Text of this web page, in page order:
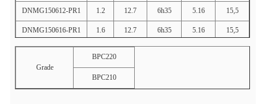
DNMG150612-PR1 1.2 12.7 6h35 5.16 15,5
DNMG150616-PR1 1.6 12.7 6h35 5.16 15,5
Grade
BPC220
BPC210